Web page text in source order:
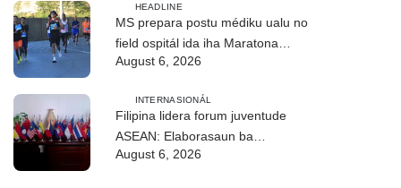
HEADLINE
MS prepara postu médiku ualu no
field ospitál ida iha Maratona
Internasionál Dili
August 6, 2026
INTERNASIONÁL
Filipina lidera forum juventude
ASEAN: Elaborasaun ba
deklarasaun reziliénsia dijitál
August 6, 2026